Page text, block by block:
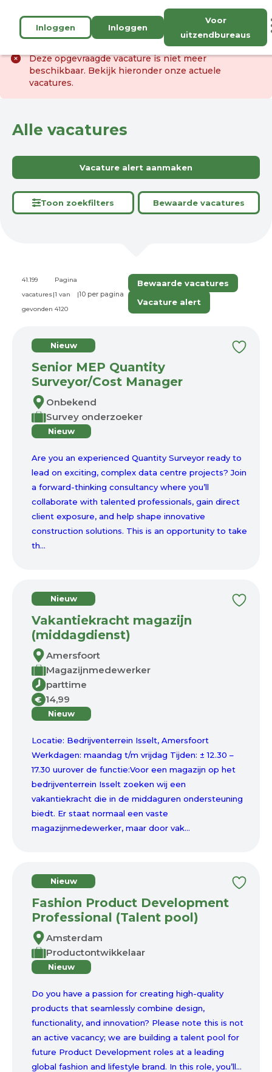
Inloggen Inloggen
Voor
uitzendbureaus
Deze opgevraagde vacature is niet meer
beschikbaar. Bekijk hieronder onze actuele
vacatures.
Alle vacatures
Vacature alert aanmaken
Toon zoekfilters Bewaarde vacatures
41.199
vacatures
gevonden
|
Pagina
1 van
4120
|
Bewaarde vacatures
Vacature alert
Nieuw
Senior MEP Quantity
Surveyor/Cost Manager
Onbekend
Survey onderzoeker
Nieuw
Are you an experienced Quantity Surveyor ready to
lead on exciting, complex data centre projects? Join
a forward-thinking consultancy where you’ll
collaborate with talented professionals, gain direct
client exposure, and help shape innovative
construction solutions. This is an opportunity to take
th...
Nieuw
Vakantiekracht magazijn
(middagdienst)
Amersfoort
Magazijnmedewerker
parttime
€ 14,99
Nieuw
Locatie: Bedrijventerrein Isselt, Amersfoort
Werkdagen: maandag t/m vrijdag Tijden: ± 12.30 –
17.30 uurover de functie:Voor een magazijn op het
bedrijventerrein Isselt zoeken wij een
vakantiekracht die in de middaguren ondersteuning
biedt. Er staat normaal een vaste
magazijnmedewerker, maar door vak...
Nieuw
Fashion Product Development
Professional (Talent pool)
Amsterdam
Productontwikkelaar
Nieuw
Do you have a passion for creating high-quality
products that seamlessly combine design,
functionality, and innovation? Please note this is not
an active vacancy; we are building a talent pool for
future Product Development roles at a leading
global fashion and lifestyle brand. In this role, you’ll...